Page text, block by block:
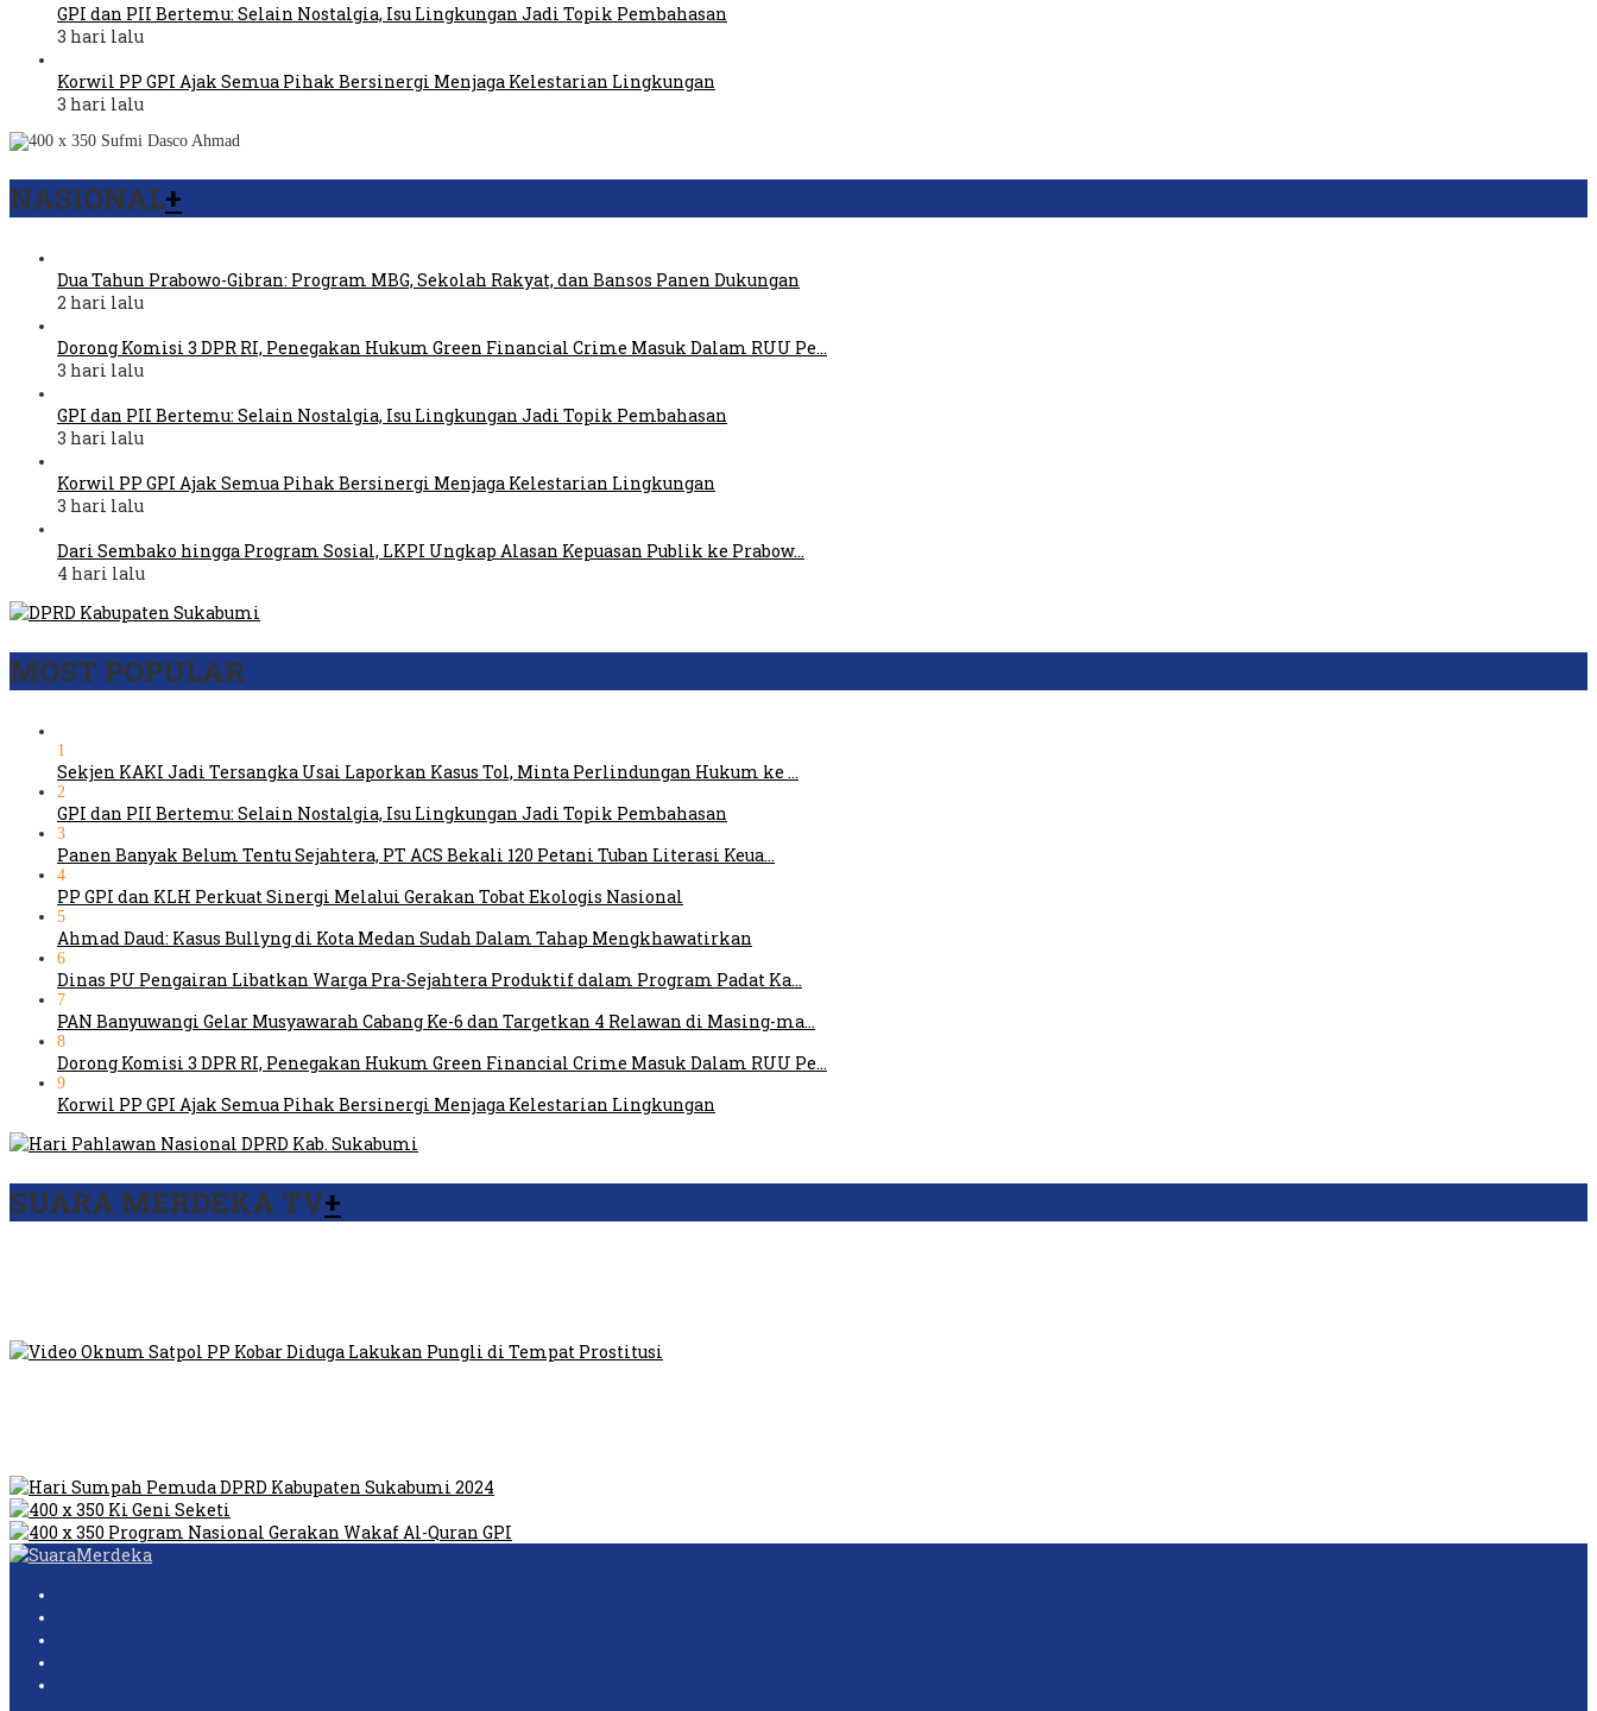
GPI dan PII Bertemu: Selain Nostalgia, Isu Lingkungan Jadi Topik Pembahasan
3 hari lalu
Korwil PP GPI Ajak Semua Pihak Bersinergi Menjaga Kelestarian Lingkungan
3 hari lalu
NASIONAL+
Dua Tahun Prabowo-Gibran: Program MBG, Sekolah Rakyat, dan Bansos Panen Dukungan
2 hari lalu
Dorong Komisi 3 DPR RI, Penegakan Hukum Green Financial Crime Masuk Dalam RUU Pe…
3 hari lalu
GPI dan PII Bertemu: Selain Nostalgia, Isu Lingkungan Jadi Topik Pembahasan
3 hari lalu
Korwil PP GPI Ajak Semua Pihak Bersinergi Menjaga Kelestarian Lingkungan
3 hari lalu
Dari Sembako hingga Program Sosial, LKPI Ungkap Alasan Kepuasan Publik ke Prabow…
4 hari lalu
MOST POPULAR
1
Sekjen KAKI Jadi Tersangka Usai Laporkan Kasus Tol, Minta Perlindungan Hukum ke …
2
GPI dan PII Bertemu: Selain Nostalgia, Isu Lingkungan Jadi Topik Pembahasan
3
Panen Banyak Belum Tentu Sejahtera, PT ACS Bekali 120 Petani Tuban Literasi Keua…
4
PP GPI dan KLH Perkuat Sinergi Melalui Gerakan Tobat Ekologis Nasional
5
Ahmad Daud: Kasus Bullyng di Kota Medan Sudah Dalam Tahap Mengkhawatirkan
6
Dinas PU Pengairan Libatkan Warga Pra-Sejahtera Produktif dalam Program Padat Ka…
7
PAN Banyuwangi Gelar Musyawarah Cabang Ke-6 dan Targetkan 4 Relawan di Masing-ma…
8
Dorong Komisi 3 DPR RI, Penegakan Hukum Green Financial Crime Masuk Dalam RUU Pe…
9
Korwil PP GPI Ajak Semua Pihak Bersinergi Menjaga Kelestarian Lingkungan
SUARA MERDEKA TV+